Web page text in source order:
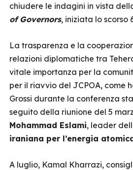
chiudere le indagini in vista
of Governors, iniziata lo scorso
La trasparenza e la
relazioni diplomatiche tra
vitale importanza per la
per il riavvio del JCPOA, come
Grossi durante la conferenza
seguito della riunione del 5
Mohammad Eslami, leader
iraniana per l’energia
A luglio, Kamal Kharrazi,